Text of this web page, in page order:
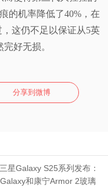
的机率降低了40%，在
这仍不足以保证从5英
好无损。
分享到微博
星Galaxy S25系列发布：
和康宁Armor 2玻璃